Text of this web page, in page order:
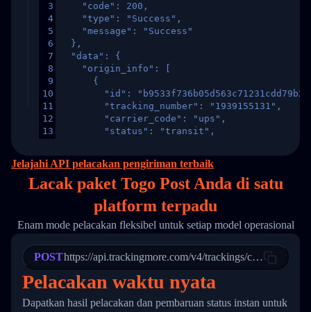
3
4
5
6
7
8
9
10
11
12
13
16
17
21
22
23
24
25
27
    "code": 200,
    "type": "Success",
    "message": "Success"
  },
  "data": {
    "origin_info": [
      {
"id":
        "tracking_number": "1939155131",
        "carrier_code": "ups",
        "status": "transit",
        "itemTimeLength": 2,
        "weblink": "",
        "phone": null,
        "trackinfo": [
          {
            "Date": "2017-03-08 04: 22: 00",
"StatusDescription": "Departed
"Details": "Departed Facility
          },
          {
            "Date": "2017-03-06 15:28:00",
"StatusDescription": "Shipment
Jelajahi API pelacakan pengiriman terbaik
Lacak paket Togo Post Anda di satu
platform terpadu
Enam mode pelacakan fleksibel untuk setiap model operasional
POSThttps://api.trackingmore.com/v4/trackings/create
Pelacakan waktu nyata
Dapatkan hasil pelacakan dan pembaruan status instan untuk